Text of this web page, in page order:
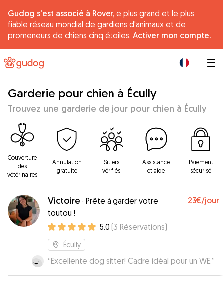
Gudog s'est associé à Rover, e plus grand et le plus
fiable réseau mondial de gardiens d'animaux et de
promeneurs de chiens cinq étoiles. Activer mon compte.
Garderie pour chien à Écully
Trouvez une garderie de jour pour chien à Écully
Couverture
des
vétérinaires
Annulation
gratuite
Sitters
vérifiés
Assistance
et aide
Paiement
sécurisé
Victoire · Prête à garder votre
toutou !
23€/jour
5.0 (3 Réservations)
Écully
“Excellente dog sitter! Cadre idéal pour un WE.”